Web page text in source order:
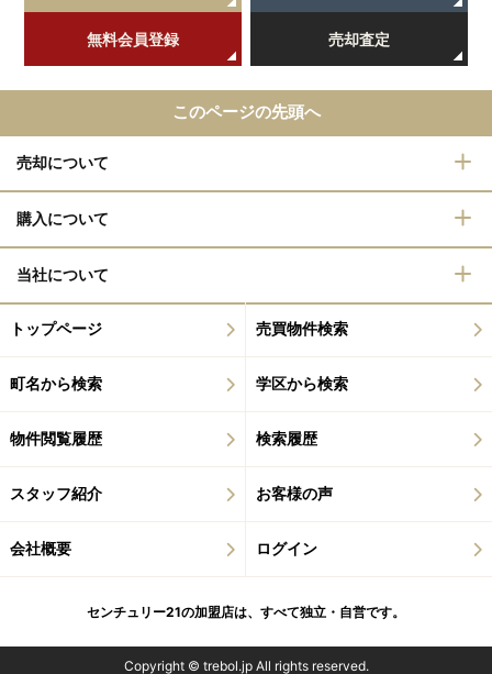
無料会員登録 売却査定
このページの先頭へ
売却について
購入について
当社について
トップページ 売買物件検索
町名から検索 学区から検索
物件閲覧履歴 検索履歴
スタッフ紹介 お客様の声
会社概要 ログイン
センチュリー21の加盟店は、すべて独立・自営です。
Copyright © trebol.jp All rights reserved.